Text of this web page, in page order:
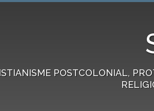
POSTCOLONIAL,